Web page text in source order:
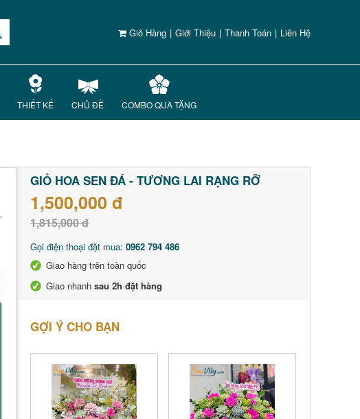
Giỏ Hàng | Giới Thiệu | Thanh Toán | Liên Hệ
THIẾT KẾ CHỦ ĐỀ COMBO QUÀ TẶNG
GIỎ HOA SEN ĐÁ - TƯƠNG LAI RẠNG RỠ
1,500,000 đ
1,815,000 đ
Gọi điện thoại đặt mua: 0962 794 486
Giao hàng trên toàn quốc
Giao nhanh sau 2h đặt hàng
GỢI Ý CHO BẠN